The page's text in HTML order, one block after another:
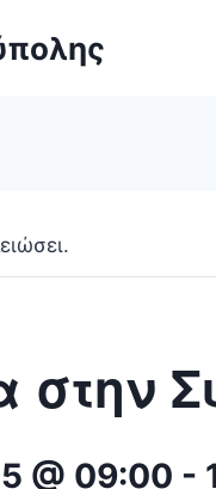
στην
@ 09:00 -